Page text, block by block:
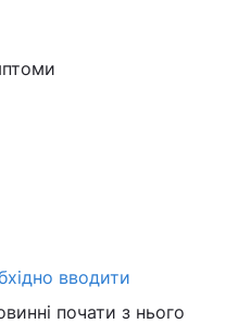
вводити
почати з нього